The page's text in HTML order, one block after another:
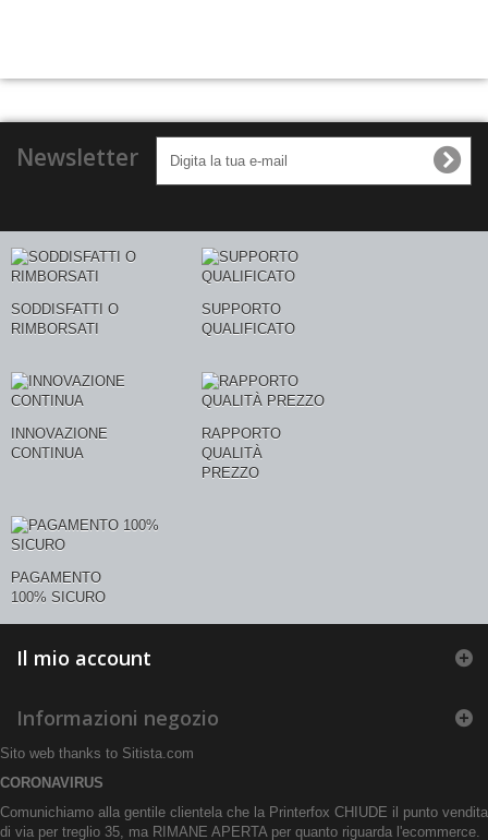
Newsletter
SODDISFATTI O
RIMBORSATI
SUPPORTO
QUALIFICATO
INNOVAZIONE
CONTINUA
RAPPORTO
QUALITÀ
PREZZO
PAGAMENTO
100% SICURO
Il mio account
Informazioni negozio
Sito web thanks to Sitista.com
CORONAVIRUS
Comunichiamo alla gentile clientela che la Printerfox CHIUDE il punto vendita
di via per treglio 35, ma RIMANE APERTA per quanto riguarda l'ecommerce.